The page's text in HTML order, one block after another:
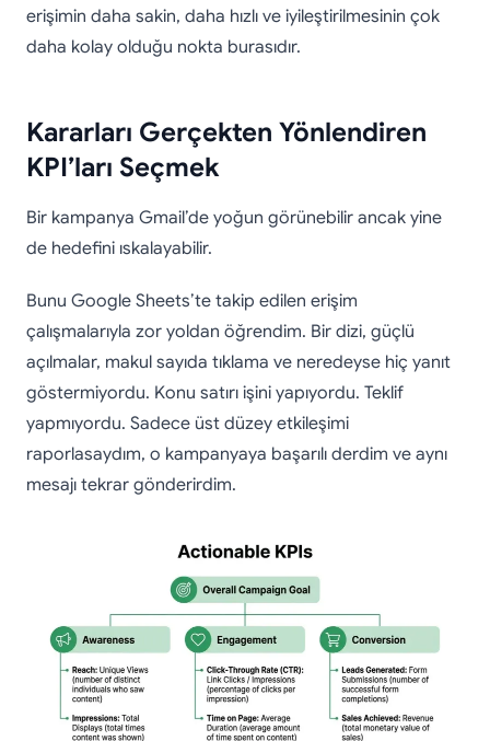
erişimin daha sakin, daha hızlı ve iyileştirilmesinin çok
daha kolay olduğu nokta burasıdır.
Kararları Gerçekten Yönlendiren
KPI’ları Seçmek
Bir kampanya Gmail’de yoğun görünebilir ancak yine
de hedefini ıskalayabilir.
Bunu Google Sheets’te takip edilen erişim
çalışmalarıyla zor yoldan öğrendim. Bir dizi, güçlü
açılmalar, makul sayıda tıklama ve neredeyse hiç yanıt
göstermiyordu. Konu satırı işini yapıyordu. Teklif
yapmıyordu. Sadece üst düzey etkileşimi
raporlasaydım, o kampanyaya başarılı derdim ve aynı
mesajı tekrar gönderirdim.